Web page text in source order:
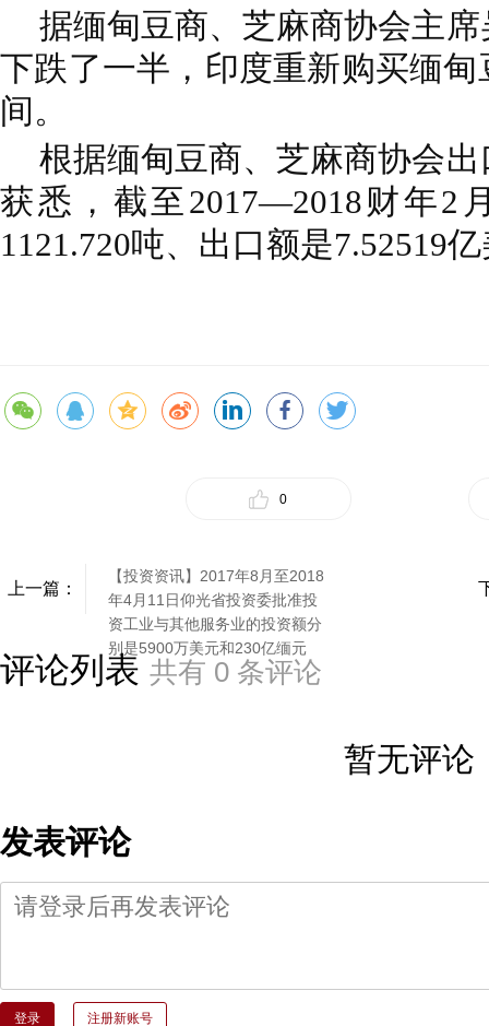
据缅甸豆商、芝麻商协会主
下跌了一半，印度重新购买缅
间。
根据缅甸豆商、芝麻商协会
获悉，截至2017—2018财年2
1121.720吨、出口额是7.52519
0
上一篇：
【投资资讯】2017年8月至2018
年4月11日仰光省投资委批准投
资工业与其他服务业的投资额分
别是5900万美元和230亿缅元
评论列表 共有 0 条评论
暂无评论
发表评论
登录 注册新账号